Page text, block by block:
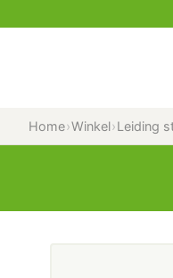
Home›Winkel›Leiding